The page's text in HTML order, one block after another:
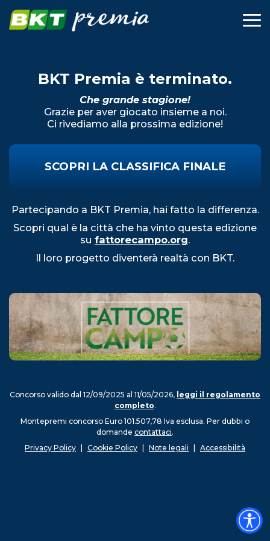
BKT premia 2025-
BKT Premia è terminato.
Che grande stagione!
Grazie per aver giocato insieme a noi.
Ci rivediamo alla prossima edizione!
SCOPRI LA CLASSIFICA FINALE
Partecipando a BKT Premia, hai fatto la differenza.
Scopri qual è la città che ha vinto questa edizione
su fattorecampo.org.
Il loro progetto diventerà realtà con BKT.
fattorecampo.org
Concorso valido dal 12/09/2025 al 11/05/2026, leggi il regolamento
completo.
Montepremi concorso Euro 101.507,78 Iva esclusa. Per dubbi o
domande contattaci.
Privacy Policy
Cookie Policy Note legali Accessibilità